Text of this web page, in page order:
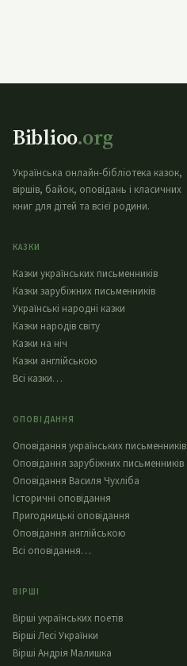
Biblioo.org
Українська онлайн-бібліотека казок,
віршів, байок, оповідань і класичних
книг для дітей та всієї родини.
КАЗКИ
Казки українських письменників
Казки зарубіжних письменників
Українські народні казки
Казки народів світу
Казки на ніч
Казки англійською
Всі казки…
ОПОВІДАННЯ
Оповідання українських письменників
Оповідання зарубіжних письменників
Оповідання Василя Чухліба
Історичні оповідання
Пригодницькі оповідання
Оповідання англійською
Всі оповідання…
ВІРШІ
Вірші українських поетів
Вірші Лесі Українки
Вірші Андрія Малишка